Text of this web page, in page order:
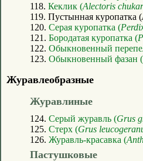
118. Кеклик (Alectoris chukar
119. Пустынная куропатка (
120. Серая куропатка (
121. Бородатая куропатка (
122. Обыкновенный
123. Обыкновенный фазан (
Журавлеобразные
Журавлиные
124. Серый журавль (Grus
125. Стерх (Grus
126. Журавль-красавка (
Пастушковые